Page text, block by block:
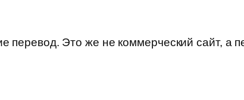
перевод. Это же не коммерческий сайт,